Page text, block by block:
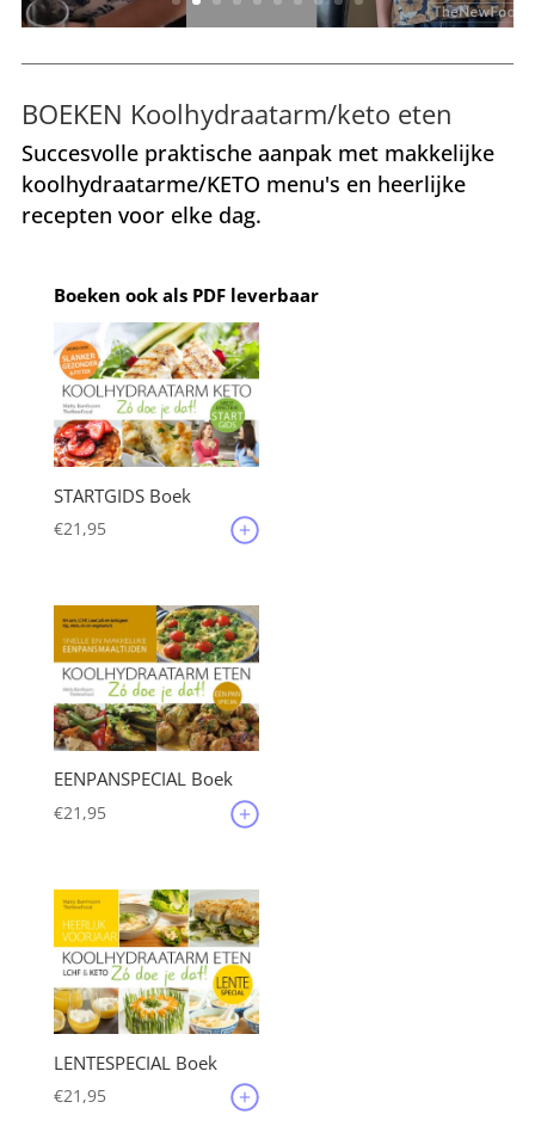
BOEKEN Koolhydraatarm/keto eten
Succesvolle praktische aanpak met makkelijke
koolhydraatarme/KETO menu's en heerlijke
recepten voor elke dag.
Boeken ook als PDF leverbaar
STARTGIDS Boek
€21,95
EENPANSPECIAL Boek
€21,95
LENTESPECIAL Boek
€21,95